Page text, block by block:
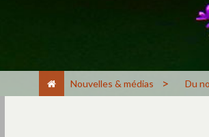
Nouvelles & médias > Du